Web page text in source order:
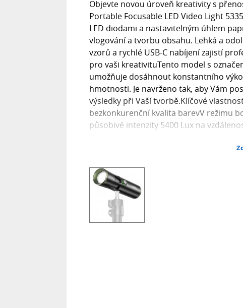
Objevte novou úroveň kreativity s
Portable Focusable LED Video Light
LED diodami a nastavitelným úhlem
vlogování a tvorbu obsahu. Lehká a
vzorů a rychlé USB-C nabíjení zajistí
pro vaši kreativituTento model s
umožňuje dosáhnout konstantního
hmotnosti. Je navrženo tak, aby Vám
výsledky při Vaší tvorbě.Klíčové
bezkonkurenční kvalita barevV režimu
působivé intenzity 5400 Lux na
podání barev CRI Ra ≥ 97 a TLCI ≥ 99,
a azurová), které Vám otevírají široké
intenzitou a profesionálním podáním
eloxované hliníkové slitiny zajišťuje
vysokou odolnost a dlouhou životnost.
světlo snadno vejde do jakékoli